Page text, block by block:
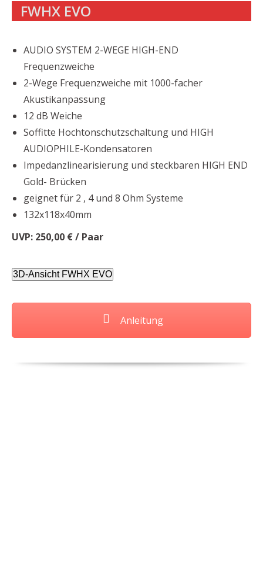
FWHX EVO
AUDIO SYSTEM 2-WEGE HIGH-END
Frequenzweiche
2-Wege Frequenzweiche mit 1000-facher
Akustikanpassung
12 dB Weiche
Soffitte Hochtonschutzschaltung und HIGH
AUDIOPHILE-Kondensatoren
Impedanzlinearisierung und steckbaren HIGH END
Gold- Brücken
geignet für 2 , 4 und 8 Ohm Systeme
132x118x40mm
UVP: 250,00 € / Paar
3D-Ansicht FWHX EVO
Anleitung